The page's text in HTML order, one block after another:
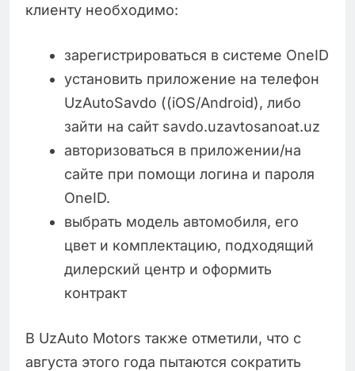
клиенту необходимо:
зарегистрироваться в системе OneID
установить приложение на телефон
UzAutoSavdo ((iOS/Android), либо
зайти на сайт savdo.uzavtosanoat.uz
авторизоваться в приложении/на
сайте при помощи логина и пароля
OneID.
выбрать модель автомобиля, его
цвет и комплектацию, подходящий
дилерский центр и оформить
контракт
В UzAuto Motors также отметили, что с
августа этого года пытаются сократить